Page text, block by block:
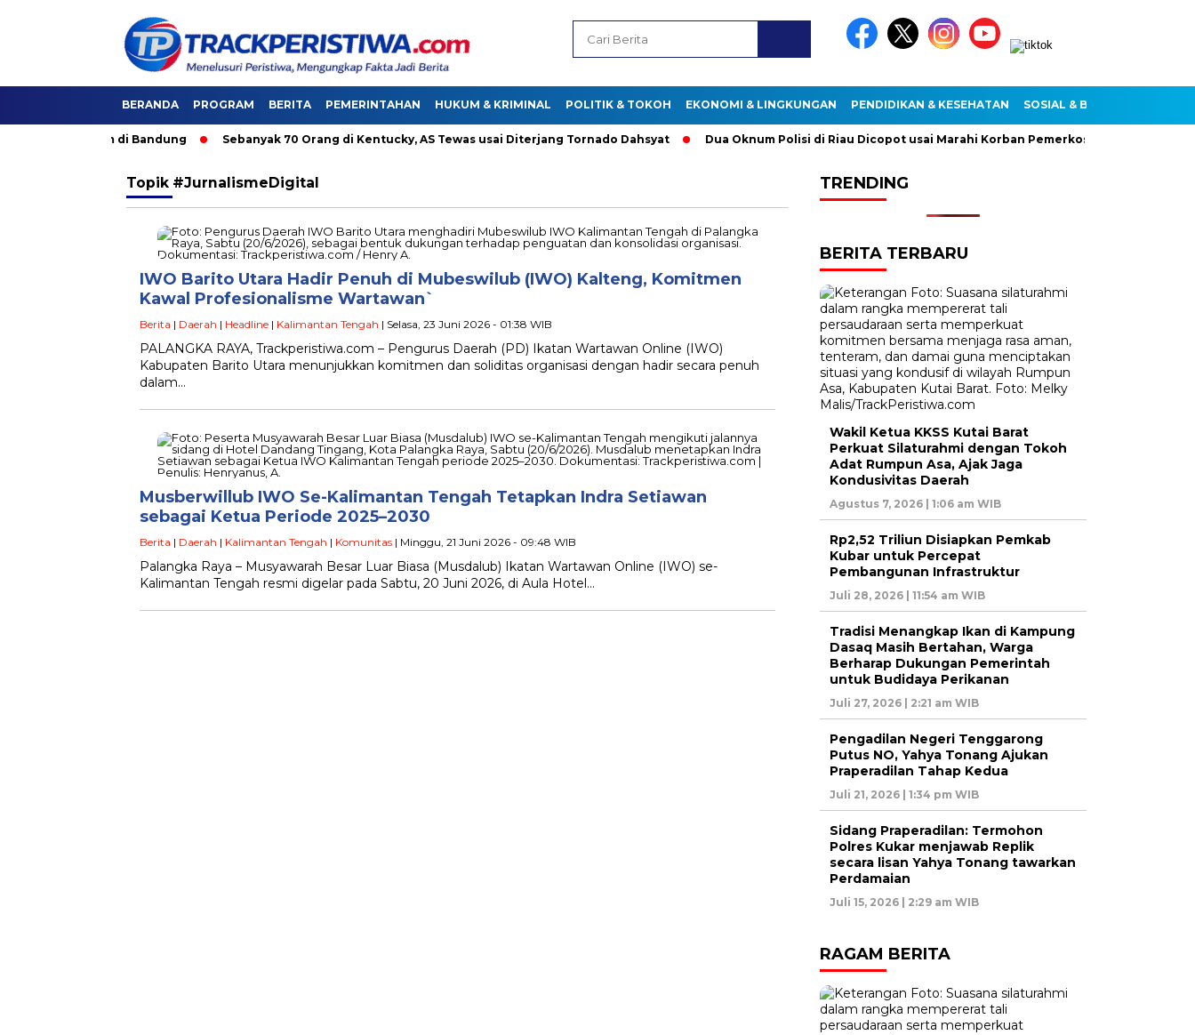
BERANDA PROGRAM BERITA PEMERINTAHAN HUKUM & KRIMINAL POLITIK & TOKOH EKONOMI & LINGKUNGAN PENDIDIKAN & KESEHATAN SOSIAL & BUDAYA
Umum di Bandung Sebanyak 70 Orang di Kentucky, AS Tewas usai Diterjang Tornado Dahsyat Dua Oknum Polisi di Riau Dicopot usai Marahi Korban Pemerkosaan
Topik #JurnalismeDigital
IWO Barito Utara Hadir Penuh di Mubeswilub (IWO) Kalteng, Komitmen
Kawal Profesionalisme Wartawan`
Berita | Daerah | Headline | Kalimantan Tengah | Selasa, 23 Juni 2026 - 01:38 WIB
PALANGKA RAYA, Trackperistiwa.com – Pengurus Daerah (PD) Ikatan Wartawan Online (IWO)
Kabupaten Barito Utara menunjukkan komitmen dan soliditas organisasi dengan hadir secara penuh
dalam…
Musberwillub IWO Se-Kalimantan Tengah Tetapkan Indra Setiawan
sebagai Ketua Periode 2025–2030
Berita | Daerah | Kalimantan Tengah | Komunitas | Minggu, 21 Juni 2026 - 09:48 WIB
Palangka Raya – Musyawarah Besar Luar Biasa (Musdalub) Ikatan Wartawan Online (IWO) se-
Kalimantan Tengah resmi digelar pada Sabtu, 20 Juni 2026, di Aula Hotel…
TRENDING
BERITA TERBARU
Wakil Ketua KKSS Kutai Barat
Perkuat Silaturahmi dengan Tokoh
Adat Rumpun Asa, Ajak Jaga
Kondusivitas Daerah
Agustus 7, 2026 | 1:06 am WIB
Rp2,52 Triliun Disiapkan Pemkab
Kubar untuk Percepat
Pembangunan Infrastruktur
Juli 28, 2026 | 11:54 am WIB
Tradisi Menangkap Ikan di Kampung
Dasaq Masih Bertahan, Warga
Berharap Dukungan Pemerintah
untuk Budidaya Perikanan
Juli 27, 2026 | 2:21 am WIB
Pengadilan Negeri Tenggarong
Putus NO, Yahya Tonang Ajukan
Praperadilan Tahap Kedua
Juli 21, 2026 | 1:34 pm WIB
Sidang Praperadilan: Termohon
Polres Kukar menjawab Replik
secara lisan Yahya Tonang tawarkan
Perdamaian
Juli 15, 2026 | 2:29 am WIB
RAGAM BERITA